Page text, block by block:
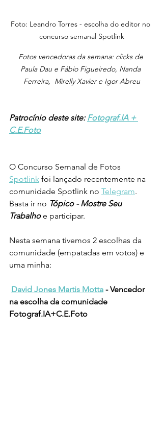
Foto: Leandro Torres - escolha do editor no
concurso semanal Spotlink
Fotos vencedoras da semana: clicks de
Paula Dau e Fábio Figueiredo, Nanda
Ferreira,  Mirelly Xavier e Igor Abreu
Patrocínio deste site: Fotograf.IA +
C.E.Foto
O Concurso Semanal de Fotos
Spotlink foi lançado recentemente na
comunidade Spotlink no Telegram.
Basta ir no Tópico - Mostre Seu
Trabalho e participar.
Nesta semana tivemos 2 escolhas da
comunidade (empatadas em votos) e
uma minha:
David Jones Martis Motta - Vencedor
na escolha da comunidade
Fotograf.IA+C.E.Foto